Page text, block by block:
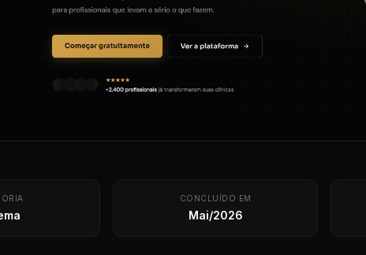
CONCLUÍDO EM
Mai/2026